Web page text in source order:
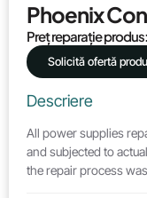
Phoenix
Preț reparație produs:
Solicită ofertă
Descriere
All power supplies
and subjected to
the repair process